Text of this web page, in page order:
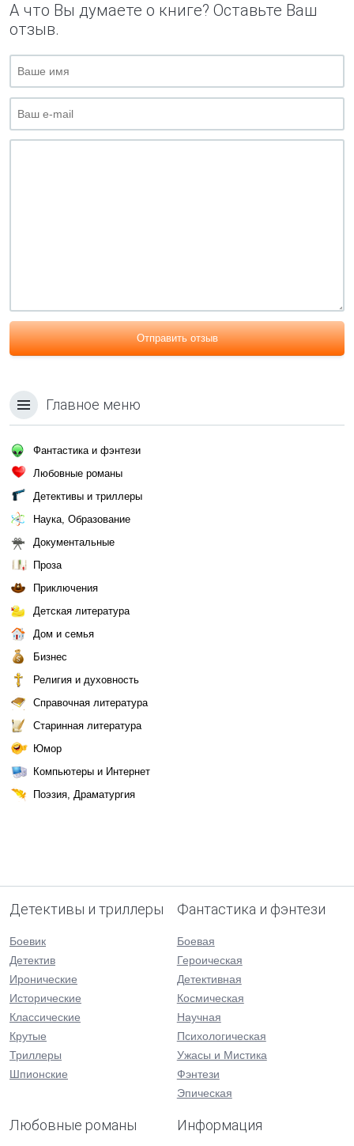
А что Вы думаете о книге? Оставьте Ваш
отзыв.
Отправить отзыв
Главное меню
Фантастика и фэнтези
Любовные романы
Детективы и триллеры
Наука, Образование
Документальные
Проза
Приключения
Детская литература
Дом и семья
Бизнес
Религия и духовность
Справочная литература
Старинная литература
Юмор
Компьютеры и Интернет
Поэзия, Драматургия
Детективы и триллеры
Боевик
Детектив
Иронические
Исторические
Классические
Крутые
Триллеры
Шпионские
Фантастика и фэнтези
Боевая
Героическая
Детективная
Космическая
Научная
Психологическая
Ужасы и Мистика
Фэнтези
Эпическая
Любовные романы Информация